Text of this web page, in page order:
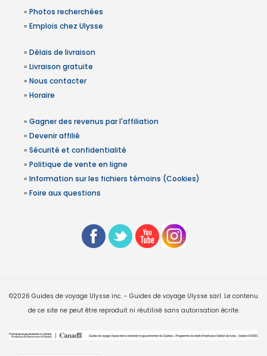
» Photos recherchées
» Emplois chez Ulysse
» Délais de livraison
» Livraison gratuite
» Nous contacter
» Horaire
» Gagner des revenus par l'affiliation
» Devenir affilié
» Sécurité et confidentialité
» Politique de vente en ligne
» Information sur les fichiers témoins (Cookies)
» Foire aux questions
©2026 Guides de voyage Ulysse inc. - Guides de voyage Ulysse sarl. Le contenu
de ce site ne peut être reproduit ni réutilisé sans autorisation écrite.